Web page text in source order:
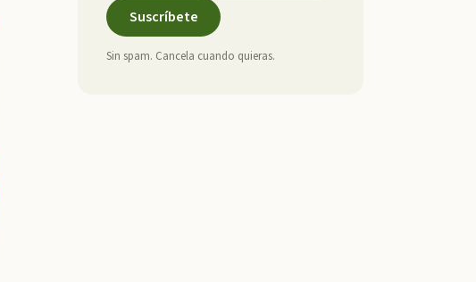
Suscríbete
Sin spam. Cancela cuando quieras.